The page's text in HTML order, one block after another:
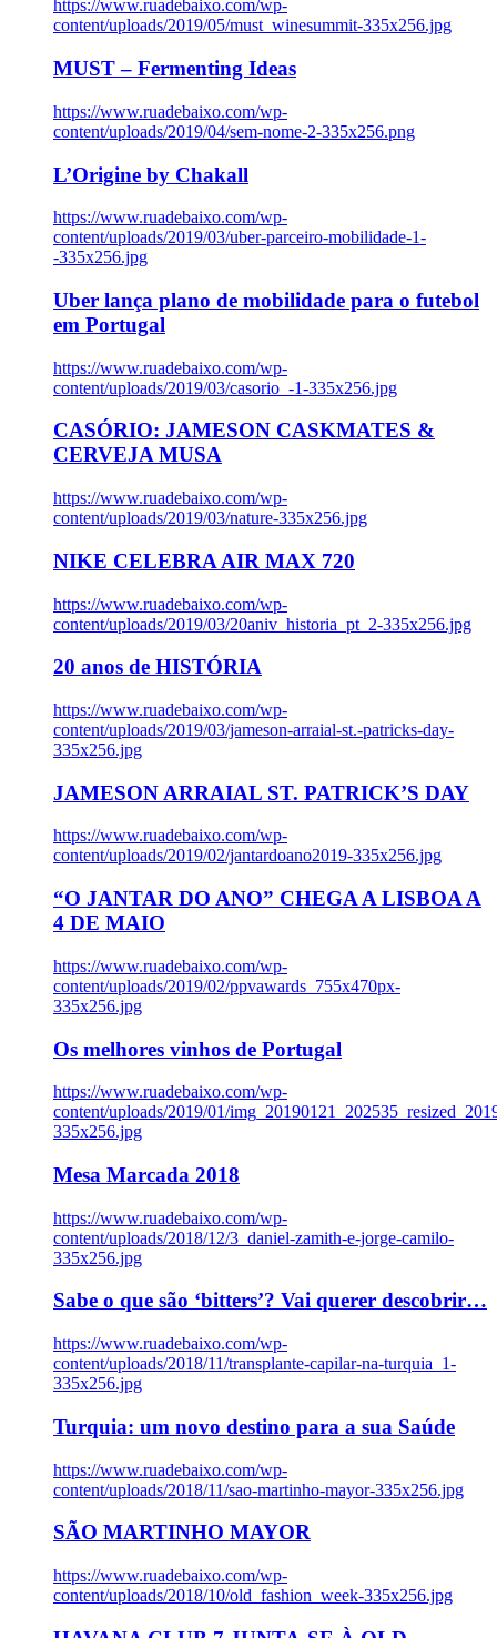
https://www.ruadebaixo.com/wp-
content/uploads/2019/05/must_winesummit-335x256.jpg
MUST – Fermenting Ideas
https://www.ruadebaixo.com/wp-
content/uploads/2019/04/sem-nome-2-335x256.png
L’Origine by Chakall
https://www.ruadebaixo.com/wp-
content/uploads/2019/03/uber-parceiro-mobilidade-1-
-335x256.jpg
Uber lança plano de mobilidade para o futebol
em Portugal
https://www.ruadebaixo.com/wp-
content/uploads/2019/03/casorio_-1-335x256.jpg
CASÓRIO: JAMESON CASKMATES &
CERVEJA MUSA
https://www.ruadebaixo.com/wp-
content/uploads/2019/03/nature-335x256.jpg
NIKE CELEBRA AIR MAX 720
https://www.ruadebaixo.com/wp-
content/uploads/2019/03/20aniv_historia_pt_2-335x256.jpg
20 anos de HISTÓRIA
https://www.ruadebaixo.com/wp-
content/uploads/2019/03/jameson-arraial-st.-patricks-day-
335x256.jpg
JAMESON ARRAIAL ST. PATRICK’S DAY
https://www.ruadebaixo.com/wp-
content/uploads/2019/02/jantardoano2019-335x256.jpg
“O JANTAR DO ANO” CHEGA A LISBOA A
4 DE MAIO
https://www.ruadebaixo.com/wp-
content/uploads/2019/02/ppvawards_755x470px-
335x256.jpg
Os melhores vinhos de Portugal
https://www.ruadebaixo.com/wp-
content/uploads/2019/01/
335x256.jpg
Mesa Marcada 2018
https://www.ruadebaixo.com/wp-
content/uploads/2018/12/3_daniel-zamith-e-jorge-camilo-
335x256.jpg
Sabe o que são ‘bitters’? Vai querer descobrir…
https://www.ruadebaixo.com/wp-
content/uploads/2018/11/transplante-capilar-na-turquia_1-
335x256.jpg
Turquia: um novo destino para a sua Saúde
https://www.ruadebaixo.com/wp-
content/uploads/2018/11/sao-martinho-mayor-335x256.jpg
SÃO MARTINHO MAYOR
https://www.ruadebaixo.com/wp-
content/uploads/2018/10/old_fashion_week-335x256.jpg